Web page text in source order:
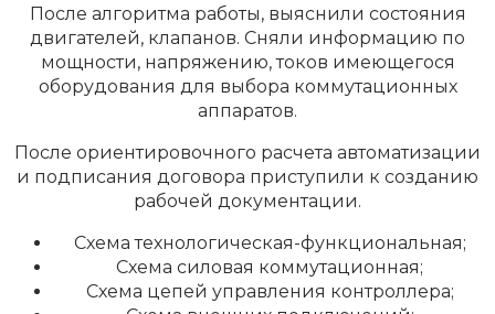
После алгоритма работы, выяснили состояния
двигателей, клапанов. Сняли информацию по
мощности, напряжению, токов имеющегося
оборудования для выбора коммутационных
аппаратов.
После ориентировочного расчета автоматизации
и подписания договора приступили к созданию
рабочей документации.
Схема технологическая-функциональная;
Схема силовая коммутационная;
Схема цепей управления контроллера;